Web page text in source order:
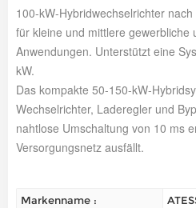
100-kW-Hybridwechselrichter
für kleine und mittlere gewerbliche
Anwendungen. Unterstützt eine
kW.
Das kompakte 50-150-kW-
Wechselrichter, Laderegler und
nahtlose Umschaltung von 10 ms
Versorgungsnetz ausfällt.
Markenname :